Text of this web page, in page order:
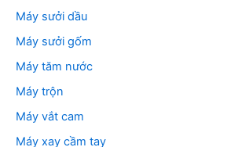
Máy sưởi dầu
Máy sưởi gốm
Máy tăm nước
Máy trộn
Máy vắt cam
Máy xay cầm tay